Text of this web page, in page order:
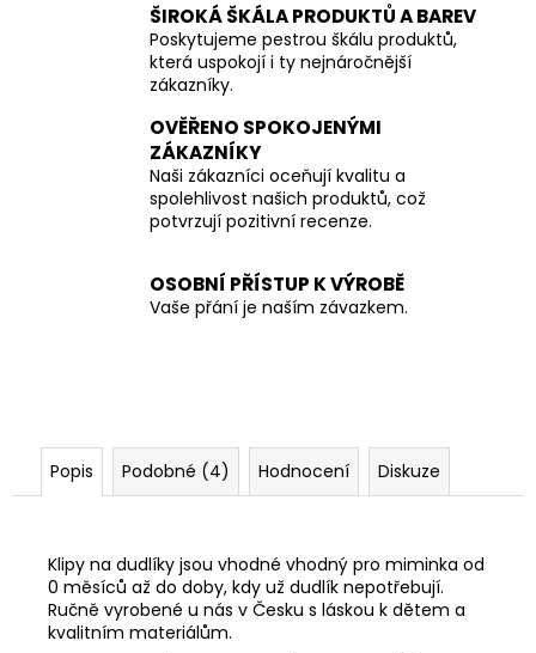
ŠIROKÁ ŠKÁLA PRODUKTŮ A BAREV
Poskytujeme pestrou škálu produktů,
která uspokojí i ty nejnáročnější
zákazníky.
OVĚŘENO SPOKOJENÝMI
ZÁKAZNÍKY
Naši zákazníci oceňují kvalitu a
spolehlivost našich produktů, což
potvrzují pozitivní recenze.
OSOBNÍ PŘÍSTUP K VÝROBĚ
Vaše přání je naším závazkem.
Popis Podobné (4) Hodnocení Diskuze
Klipy na dudlíky jsou vhodné vhodný pro miminka od
0 měsíců až do doby, kdy už dudlík nepotřebují.
Ručně vyrobené u nás v Česku s láskou k dětem a
kvalitním materiálům.